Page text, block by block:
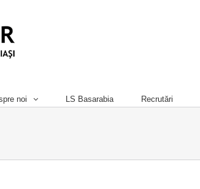
noi LS Basarabia Recrutări